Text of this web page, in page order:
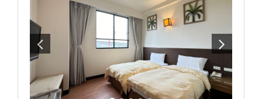
用，每日限量，售完為止。
❗ 若有未盡事宜，本中心保留最終解釋權。
「為響應環保，配合環保署減塑計畫，本中心於
113/7/1 起不再提供一次性備品與瓶裝水，房內有提供洗
髮精、沐浴乳、大小毛巾，提醒您，記得攜帶個人旅行
用備品！」